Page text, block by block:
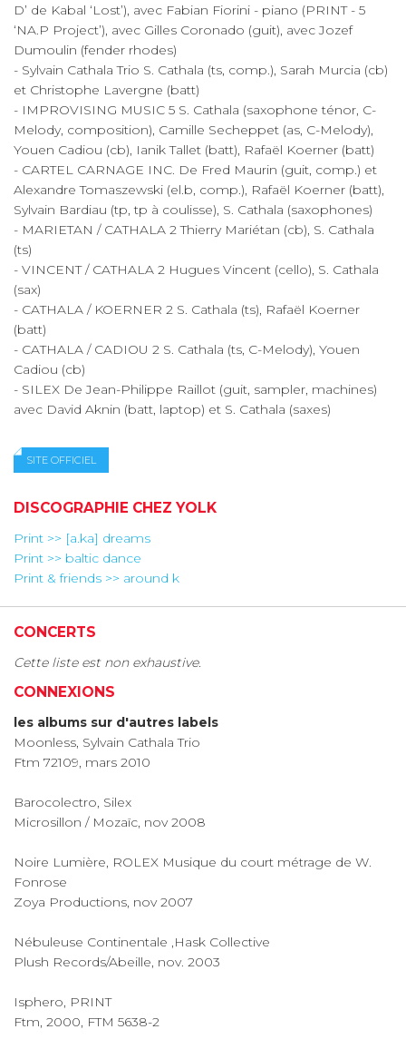
D’ de Kabal ‘Lost’), avec Fabian Fiorini - piano (PRINT - 5
‘NA.P Project’), avec Gilles Coronado (guit), avec Jozef
Dumoulin (fender rhodes)
- Sylvain Cathala Trio S. Cathala (ts, comp.), Sarah Murcia (cb)
et Christophe Lavergne (batt)
- IMPROVISING MUSIC 5 S. Cathala (saxophone ténor, C-
Melody, composition), Camille Secheppet (as, C-Melody),
Youen Cadiou (cb), Ianik Tallet (batt), Rafaël Koerner (batt)
- CARTEL CARNAGE INC. De Fred Maurin (guit, comp.) et
Alexandre Tomaszewski (el.b, comp.), Rafaël Koerner (batt),
Sylvain Bardiau (tp, tp à coulisse), S. Cathala (saxophones)
- MARIETAN / CATHALA 2 Thierry Mariétan (cb), S. Cathala
(ts)
- VINCENT / CATHALA 2 Hugues Vincent (cello), S. Cathala
(sax)
- CATHALA / KOERNER 2 S. Cathala (ts), Rafaël Koerner
(batt)
- CATHALA / CADIOU 2 S. Cathala (ts, C-Melody), Youen
Cadiou (cb)
- SILEX De Jean-Philippe Raillot (guit, sampler, machines)
avec David Aknin (batt, laptop) et S. Cathala (saxes)
SITE OFFICIEL
DISCOGRAPHIE CHEZ YOLK
Print >> [a.ka] dreams
Print >> baltic dance
Print & friends >> around k
CONCERTS
Cette liste est non exhaustive.
CONNEXIONS
les albums sur d'autres labels
Moonless, Sylvain Cathala Trio
Ftm 72109, mars 2010
Barocolectro, Silex
Microsillon / Mozaïc, nov 2008
Noire Lumière, ROLEX Musique du court métrage de W.
Fonrose
Zoya Productions, nov 2007
Nébuleuse Continentale ,Hask Collective
Plush Records/Abeille, nov. 2003
Isphero, PRINT
Ftm, 2000, FTM 5638-2